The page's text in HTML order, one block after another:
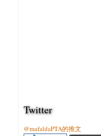
Twitter
@mafaldaPTA的推文